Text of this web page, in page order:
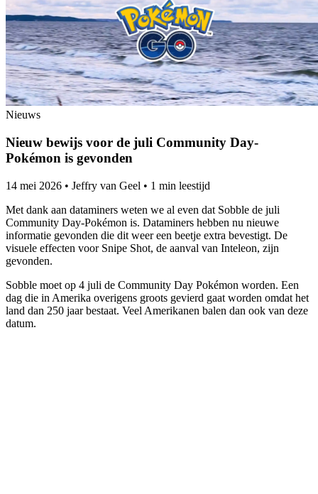
Nieuws
Nieuw bewijs voor de juli Community Day-
Pokémon is gevonden
14 mei 2026 • Jeffry van Geel • 1 min leestijd
Met dank aan dataminers weten we al even dat Sobble de juli
Community Day-Pokémon is. Dataminers hebben nu nieuwe
informatie gevonden die dit weer een beetje extra bevestigt. De
visuele effecten voor Snipe Shot, de aanval van Inteleon, zijn
gevonden.
Sobble moet op 4 juli de Community Day Pokémon worden. Een
dag die in Amerika overigens groots gevierd gaat worden omdat het
land dan 250 jaar bestaat. Veel Amerikanen balen dan ook van deze
datum.